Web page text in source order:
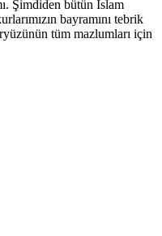
Şimdiden bütün İslam
bayramını tebrik
tüm mazlumları için